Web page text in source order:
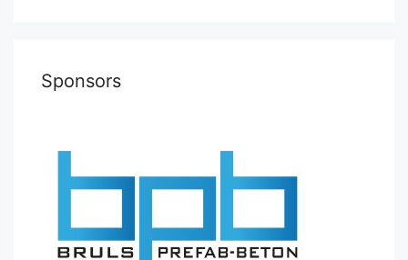
Sponsors